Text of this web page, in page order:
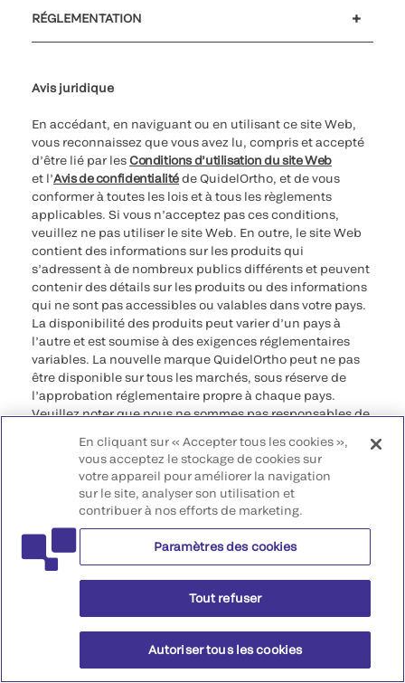
RÉGLEMENTATION
Avis juridique
En accédant, en naviguant ou en utilisant ce site Web,
vous reconnaissez que vous avez lu, compris et accepté
d’être lié par lesConditions d’utilisation du site Web
et l’Avis de confidentialitéde QuidelOrtho, et de vous
conformer à toutes les lois et à tous les règlements
applicables. Si vous n’acceptez pas ces conditions,
veuillez ne pas utiliser le site Web. En outre, le site Web
contient des informations sur les produits qui
s’adressent à de nombreux publics différents et peuvent
contenir des détails sur les produits ou des informations
qui ne sont pas accessibles ou valables dans votre pays.
La disponibilité des produits peut varier d’un pays à
l’autre et est soumise à des exigences réglementaires
variables. La nouvelle marque QuidelOrtho peut ne pas
être disponible sur tous les marchés, sous réserve de
l’approbation réglementaire propre à chaque pays.
Veuillez noter que nous ne sommes pas responsables de
conformes à une procédure légale, à une
réglementation, à un enregistrement ou à un usage dans
votre pays d’origine.
©2026 QuidelOrtho Corporation. Tous droits réservés.
QuidelOrtho Corporation
9975 Summers Ridge Road, San Diego, CA 92121, USA
En cliquant sur « Accepter tous les cookies »,
vous acceptez le stockage de cookies sur
votre appareil pour améliorer la navigation
sur le site, analyser son utilisation et
contribuer à nos efforts de marketing.
Paramètres des cookies
Tout refuser
Autoriser tous les cookies